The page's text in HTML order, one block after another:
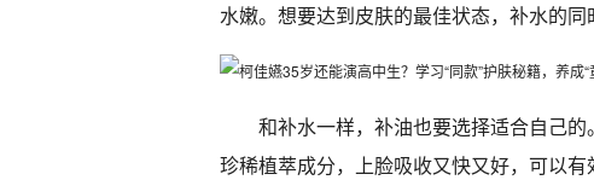
水嫩。想要达到皮肤的最佳状态，补水的同
和补水一样，补油也要选择适合自己
珍稀植萃成分，上脸吸收又快又好，可以